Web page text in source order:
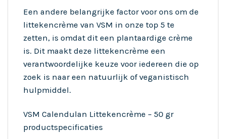
Een andere belangrijke factor voor ons om de
littekencrème van VSM in onze top 5 te
zetten, is omdat dit een plantaardige crème
is. Dit maakt deze littekencrème een
verantwoordelijke keuze voor iedereen die op
zoek is naar een natuurlijk of veganistisch
hulpmiddel.
VSM Calendulan Littekencrème – 50 gr
productspecificaties